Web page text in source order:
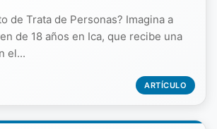
de Trata de Personas? Imagina a
de 18 años en Ica, que recibe una
el...
ARTÍCULO